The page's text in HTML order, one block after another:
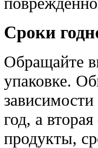
Сроки
Обращайте
упаковке.
год, а
продукты,